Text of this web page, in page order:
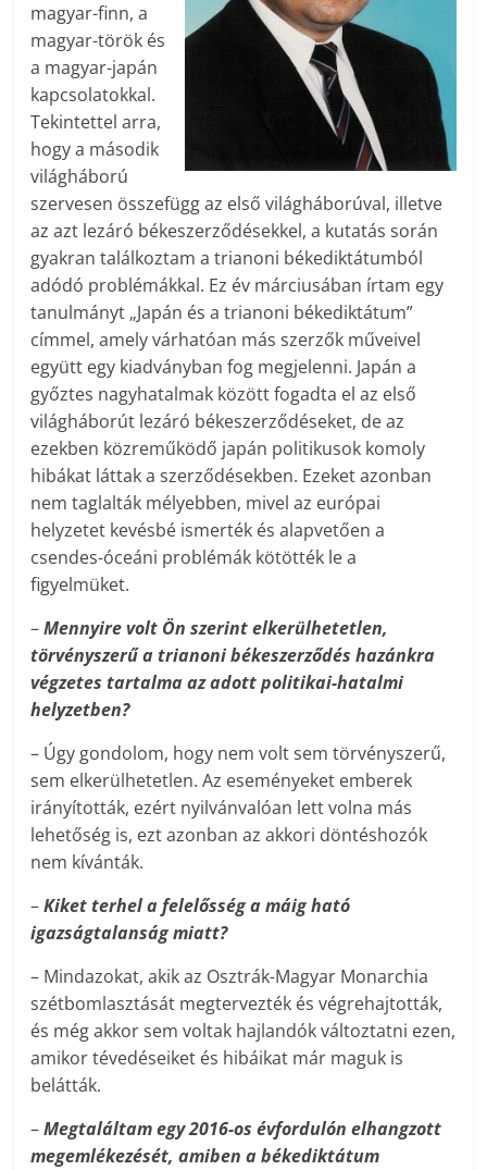
magyar-finn, a
magyar-török és
a magyar-japán
kapcsolatokkal.
Tekintettel arra,
hogy a második
világháború
szervesen összefügg az első világháborúval, illetve
az azt lezáró békeszerződésekkel, a kutatás során
gyakran találkoztam a trianoni békediktátumból
adódó problémákkal. Ez év márciusában írtam egy
tanulmányt „Japán és a trianoni békediktátum”
címmel, amely várhatóan más szerzők műveivel
együtt egy kiadványban fog megjelenni. Japán a
győztes nagyhatalmak között fogadta el az első
világháborút lezáró békeszerződéseket, de az
ezekben közreműködő japán politikusok komoly
hibákat láttak a szerződésekben. Ezeket azonban
nem taglalták mélyebben, mivel az európai
helyzetet kevésbé ismerték és alapvetően a
csendes-óceáni problémák kötötték le a
figyelmüket.
–Mennyire volt Ön szerint elkerülhetetlen,
törvényszerű a trianoni békeszerződés hazánkra
végzetes tartalma az adott politikai-hatalmi
helyzetben?
– Úgy gondolom, hogy nem volt sem törvényszerű,
sem elkerülhetetlen. Az eseményeket emberek
irányították, ezért nyilvánvalóan lett volna más
lehetőség is, ezt azonban az akkori döntéshozók
nem kívánták.
–Kiket terhel a felelősség a máig ható
igazságtalanság miatt?
– Mindazokat, akik az Osztrák-Magyar Monarchia
szétbomlasztását megtervezték és végrehajtották,
és még akkor sem voltak hajlandók változtatni ezen,
amikor tévedéseiket és hibáikat már maguk is
belátták.
–Megtaláltam egy 2016-os évfordulón elhangzott
megemlékezését, amiben a békediktátum